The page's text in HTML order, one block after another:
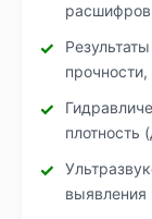
прочности,
плотность
выявления